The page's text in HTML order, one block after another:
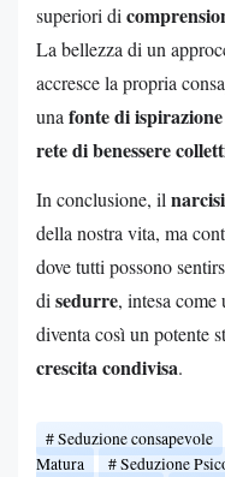
superiori di
La bellezza di un
accresce la propria
unafonte di ispirazione
rete di benessere
In conclusione, il
della nostra vita, ma
dove tutti possono
disedurre, intesa
diventa così un potente
crescita condivisa.
Seduzione consapevole
Matura
Seduzione